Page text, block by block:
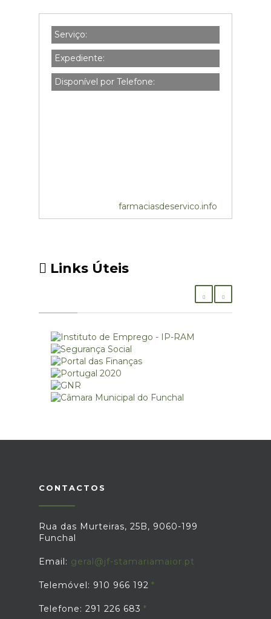
Serviço:
Expediente:
Disponível por Telefone:
farmaciasdeservico.info
Links Úteis
CONTACTOS
Rua das Murteiras, 25B, 9060-199
Funchal
Email: geral@jf-stamariamaior.pt
Telemóvel: 910 966 192
Telefone: 291 226 683